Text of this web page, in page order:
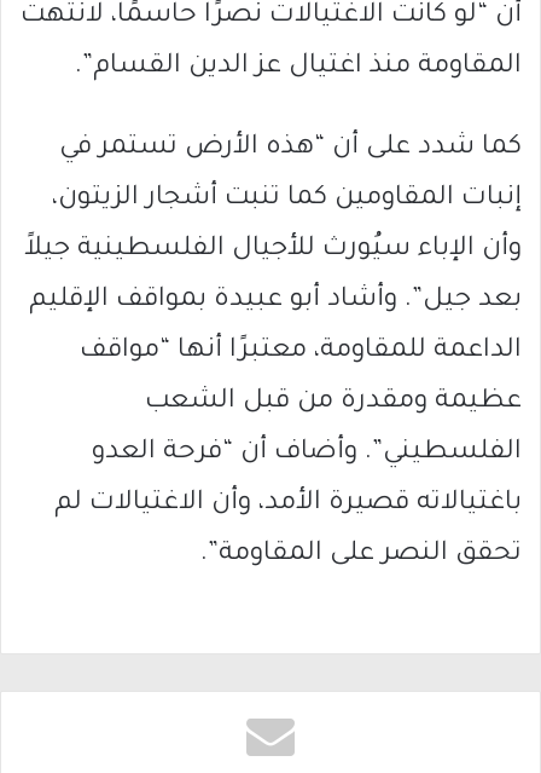
أن “لو كانت الاغتيالات نصرًا حاسمًا، لانتهت
المقاومة منذ اغتيال عز الدين القسام”.
كما شدد على أن “هذه الأرض تستمر في
إنبات المقاومين كما تنبت أشجار الزيتون،
وأن الإباء سيُورث للأجيال الفلسطينية جيلاً
بعد جيل”. وأشاد أبو عبيدة بمواقف الإقليم
الداعمة للمقاومة، معتبرًا أنها “مواقف
عظيمة ومقدرة من قبل الشعب
الفلسطيني”. وأضاف أن “فرحة العدو
باغتيالاته قصيرة الأمد، وأن الاغتيالات لم
تحقق النصر على المقاومة”.